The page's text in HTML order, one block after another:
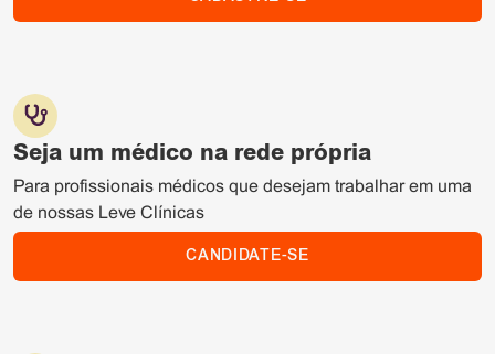
Seja um médico na rede própria
Para profissionais médicos que desejam trabalhar em uma
de nossas Leve Clínicas
CANDIDATE-SE